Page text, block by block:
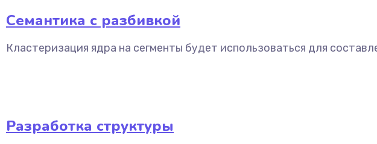
Семантика с разбивкой
Кластеризация ядра на сегменты будет использоваться для
Разработка структуры